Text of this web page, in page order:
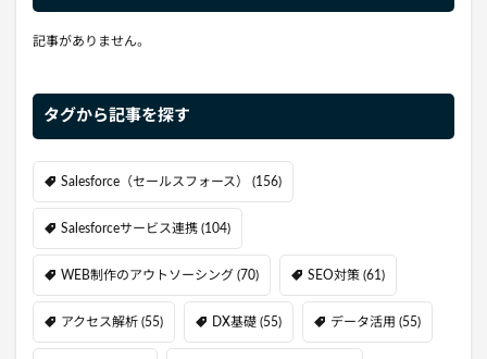
記事がありません。
タグから記事を探す
Salesforce（セールスフォース） (156)
Salesforceサービス連携 (104)
WEB制作のアウトソーシング (70) SEO対策 (61)
アクセス解析 (55) DX基礎 (55) データ活用 (55)